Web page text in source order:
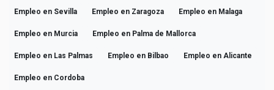
Empleo en Sevilla Empleo en Zaragoza Empleo en Malaga
Empleo en Murcia Empleo en Palma de Mallorca
Empleo en Las Palmas Empleo en Bilbao Empleo en Alicante
Empleo en Cordoba